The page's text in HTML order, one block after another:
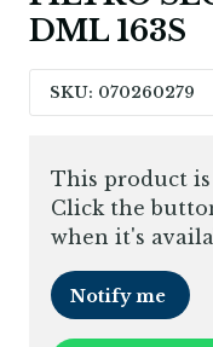
DML 163S
SKU: 070260279
This product
Click the
when it's
Notify me